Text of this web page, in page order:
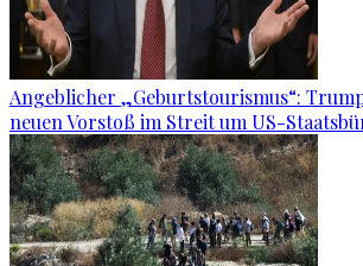
Angeblicher „Geburtstourismus“:
neuen Vorstoß im Streit um US-